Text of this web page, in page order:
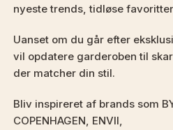
nyeste trends, tidløse
Uanset om du går efter
vil opdatere garderoben til
der matcher din stil.
Bliv inspireret af brands som
COPENHAGEN, ENVII,